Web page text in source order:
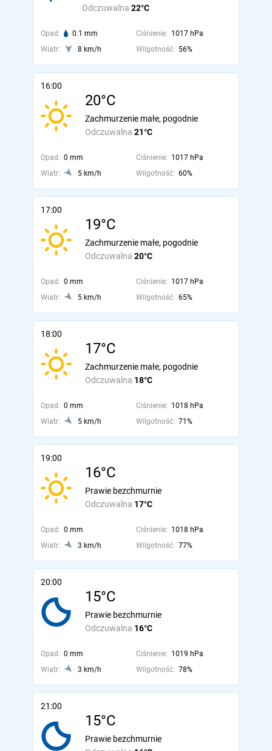
Odczuwalna 22°C
Opad: 0.1 mm Ciśnienie: 1017 hPa
Wiatr:
8 km/h Wilgotność: 56%
16:00
20°C
Odczuwalna 21°C
Zachmurzenie małe, pogodnie
Opad: 0 mm Ciśnienie: 1017 hPa
Wiatr:
5 km/h Wilgotność: 60%
17:00
19°C
Odczuwalna 20°C
Zachmurzenie małe, pogodnie
Opad: 0 mm Ciśnienie: 1017 hPa
Wiatr:
5 km/h Wilgotność: 65%
18:00
17°C
Odczuwalna 18°C
Zachmurzenie małe, pogodnie
Opad: 0 mm Ciśnienie: 1018 hPa
Wiatr:
5 km/h Wilgotność: 71%
19:00
16°C
Odczuwalna 17°C
Prawie bezchmurnie
Opad: 0 mm Ciśnienie: 1018 hPa
Wiatr:
3 km/h Wilgotność: 77%
20:00
15°C
Odczuwalna 16°C
Prawie bezchmurnie
Opad: 0 mm Ciśnienie: 1019 hPa
Wiatr:
3 km/h Wilgotność: 78%
21:00
15°C
Prawie bezchmurnie